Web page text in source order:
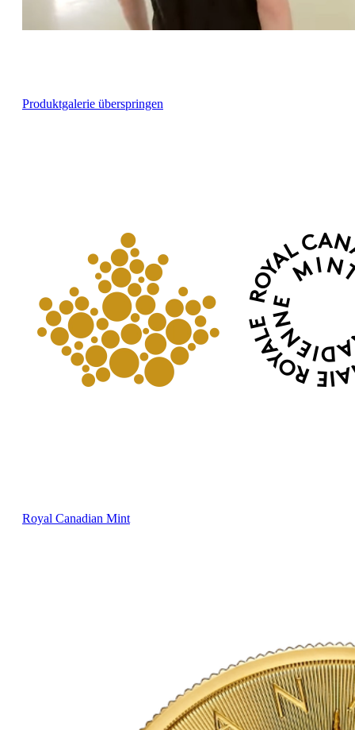
Produktgalerie überspringen
Royal Canadian Mint